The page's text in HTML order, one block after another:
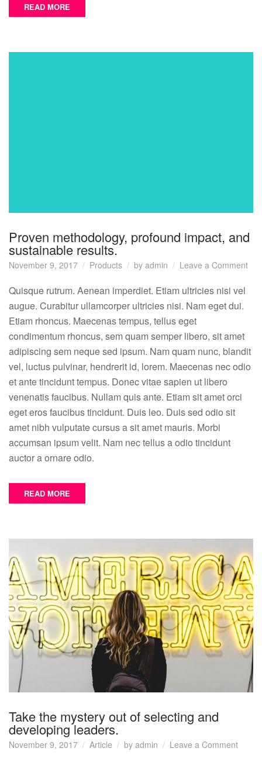
READ MORE
Proven methodology, profound impact, and
sustainable results.
November 9, 2017 Products by admin Leave a Commenton
Quisque rutrum. Aenean imperdiet. Etiam ultricies nisi vel
augue. Curabitur ullamcorper ultricies nisi. Nam eget dui.
Etiam rhoncus. Maecenas tempus, tellus eget
condimentum rhoncus, sem quam semper libero, sit amet
adipiscing sem neque sed ipsum. Nam quam nunc, blandit
vel, luctus pulvinar, hendrerit id, lorem. Maecenas nec odio
et ante tincidunt tempus. Donec vitae sapien ut libero
venenatis faucibus. Nullam quis ante. Etiam sit amet orci
eget eros faucibus tincidunt. Duis leo. Duis sed odio sit
amet nibh vulputate cursus a sit amet mauris. Morbi
accumsan ipsum velit. Nam nec tellus a odio tincidunt
auctor a ornare odio.
READ MORE
Take the mystery out of selecting and
developing leaders.
November 9, 2017 Article by admin Leave a Commenton